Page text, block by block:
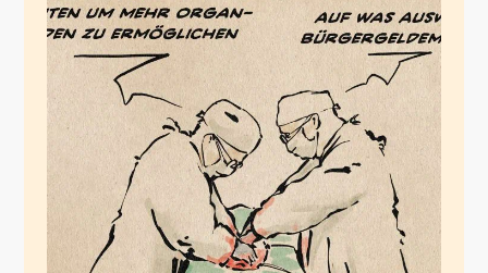
Die Organspender
Oktober 18, 2024